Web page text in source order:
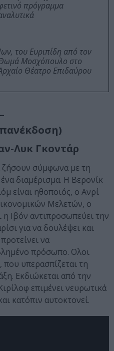
πρόγραμμα
του Ευριπίδη από τον
Μοσχόπουλο στο
Θέατρο Επιδαύρου
–
Λυκ Γκοντάρ
ζήσουν σύμφωνα με τη
διαμέρισμα. Η Βερονίκ
είναι ηθοποιός, ο Ανρί
Μελετών, ο
η Ιβόν αντιπροσωπεύει την
για να δουλέψει και
να
πρόσωπο. Ολοι
υπερασπίζεται τη
Εκδιώκεται από την
επιμένει νευρωτικά
κατόπιν αυτοκτονεί.